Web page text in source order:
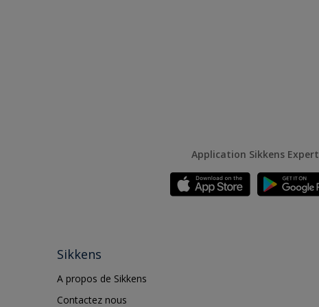
Application Sikkens Expert
Sikkens
A propos de Sikkens
Contactez nous